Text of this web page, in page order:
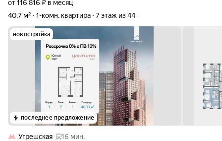
от 116 816 ₽ в месяц
40,7 м²
1-комн. квартира 7 этаж из 44
новостройка
последнее предложение
Угрешская
16 мин.